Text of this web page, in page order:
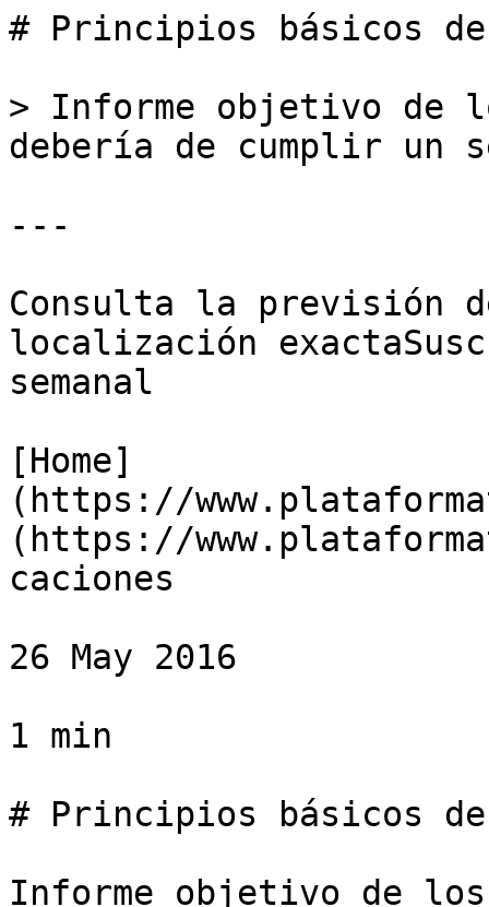
# Principios básicos
> Informe objetivo de
debería de cumplir un
---
Consulta la previsión
localización
semanal
[Home]
(https://
(https://
caciones
26 May 2016
1 min
# Principios básicos
Informe objetivo de